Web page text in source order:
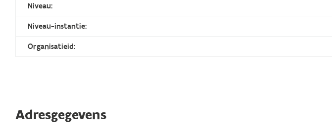
Niveau:
Niveau-instantie:
Organisatieid:
Adresgegevens